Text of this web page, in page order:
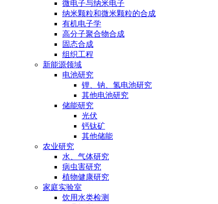
微电子与纳米电子
纳米颗粒和微米颗粒的合成
有机电子学
高分子聚合物合成
固态合成
组织工程
新能源领域
电池研究
锂、钠、氢电池研究
其他电池研究
储能研究
光伏
钙钛矿
其他储能
农业研究
水、气体研究
病虫害研究
植物健康研究
家庭实验室
饮用水类检测